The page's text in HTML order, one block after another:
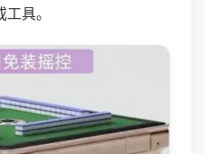
具。